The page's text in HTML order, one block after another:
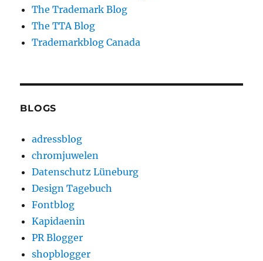
The Trademark Blog
The TTA Blog
Trademarkblog Canada
BLOGS
adressblog
chromjuwelen
Datenschutz Lüneburg
Design Tagebuch
Fontblog
Kapidaenin
PR Blogger
shopblogger